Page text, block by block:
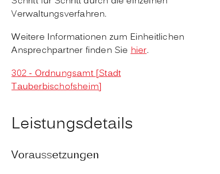
Verwaltungsverfahren.
Weitere Informationen zum Einheitlichen
Ansprechpartner finden Siehier.
302 - Ordnungsamt [Stadt
Tauberbischofsheim]
Leistungsdetails
Voraussetzungen